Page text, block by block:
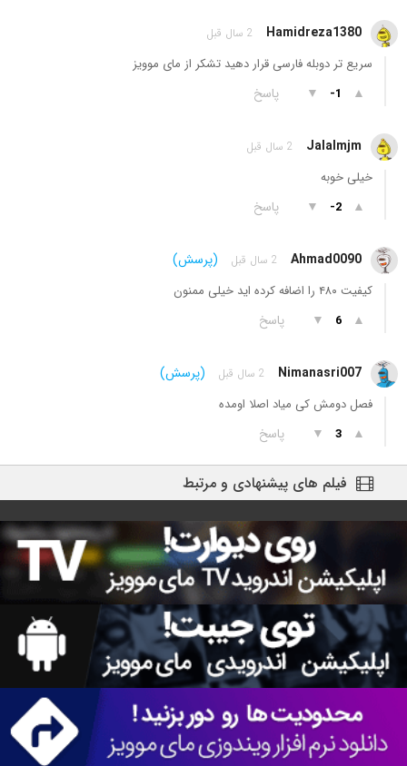
Hamidreza1380 2 سال قبل
سریع تر دوبله فارسی قرار دهید تشکر از مای موویز
▲
-1
▼ پاسخ
Jalalmjm 2 سال قبل
خیلی خوبه
▲
-2
▼ پاسخ
Ahmad0090 2 سال قبل (پرسش)
کیفیت ۴۸۰ را اضافه کرده اید خیلی ممنون
▲
6
▼ پاسخ
Nimanasri007 2 سال قبل (پرسش)
فصل دومش کی میاد اصلا اومده
▲
3
▼ پاسخ
فیلم های پیشنهادی و مرتبط